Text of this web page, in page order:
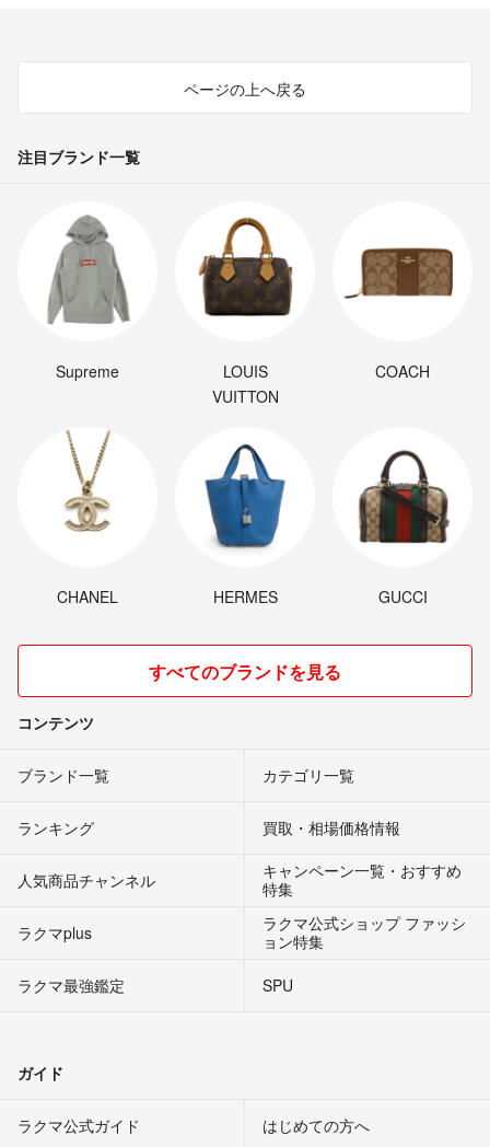
ページの上へ戻る
注目ブランド一覧
Supreme
LOUIS
VUITTON
COACH
CHANEL HERMES GUCCI
すべてのブランドを見る
コンテンツ
ブランド一覧 カテゴリ一覧
ランキング 買取・相場価格情報
人気商品チャンネル
キャンペーン一覧・おすすめ
特集
ラクマplus
ラクマ公式ショップ ファッシ
ョン特集
ラクマ最強鑑定
SPU
ガイド
ラクマ公式ガイド はじめての方へ